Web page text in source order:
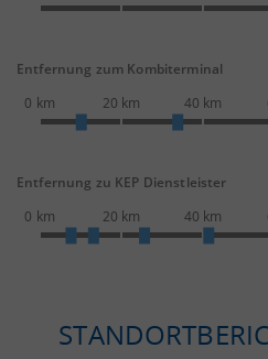
Entfernung zum Kombiterminal
0 km
20 km 40 km
Entfernung zu KEP Dienstleister
0 km
20 km 40 km